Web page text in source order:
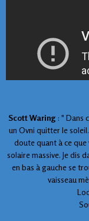
Scott Waring: " Dans
un Ovni quitter le
doute quant à ce
solaire massive. Je dis
en bas à gauche se
vaisseau